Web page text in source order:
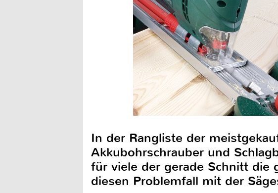
In der Rangliste der
Akkubohrschrauber und
für viele der gerade Schnitt
diesen Problemfall mit der